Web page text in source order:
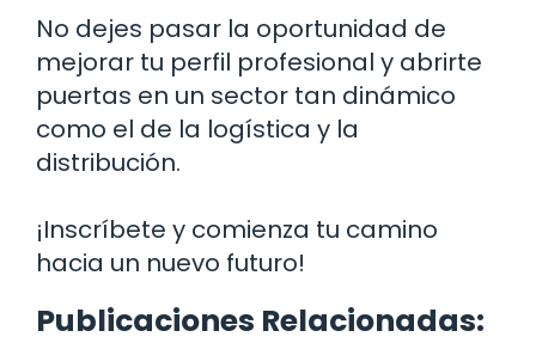
No dejes pasar la oportunidad de
mejorar tu perfil profesional y abrirte
puertas en un sector tan dinámico
como el de la logística y la
distribución.
¡Inscríbete y comienza tu camino
hacia un nuevo futuro!
Publicaciones Relacionadas: